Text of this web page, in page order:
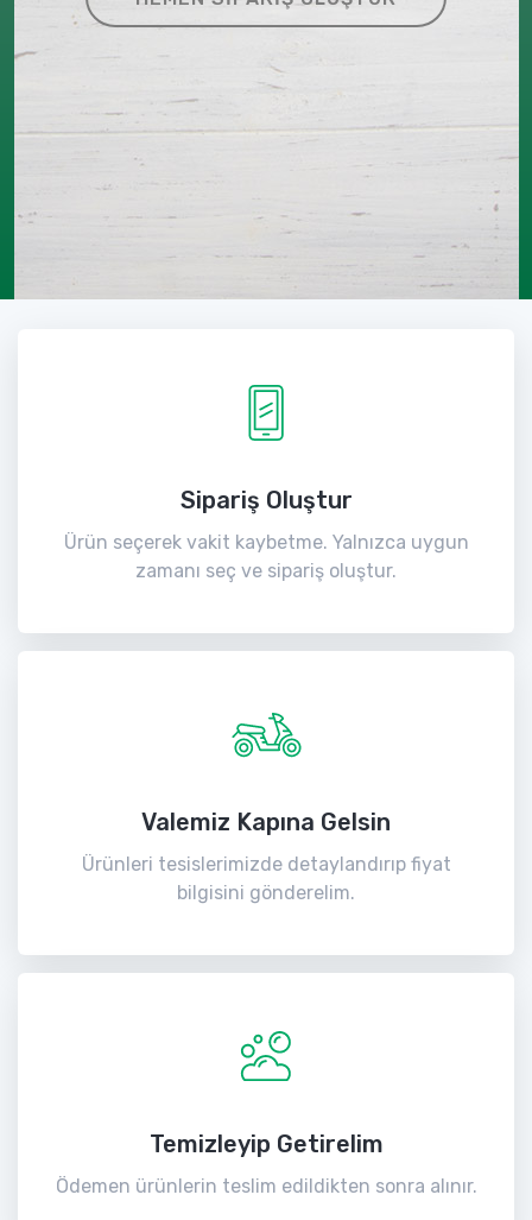
Sipariş Oluştur
Ürün seçerek vakit kaybetme. Yalnızca uygun
zamanı seç ve sipariş oluştur.
Valemiz Kapına Gelsin
Ürünleri tesislerimizde detaylandırıp fiyat
bilgisini gönderelim.
Temizleyip Getirelim
Ödemen ürünlerin teslim edildikten sonra alınır.